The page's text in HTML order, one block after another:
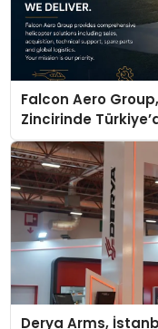
Falcon Aero
Zincirinde
Derya Arms,